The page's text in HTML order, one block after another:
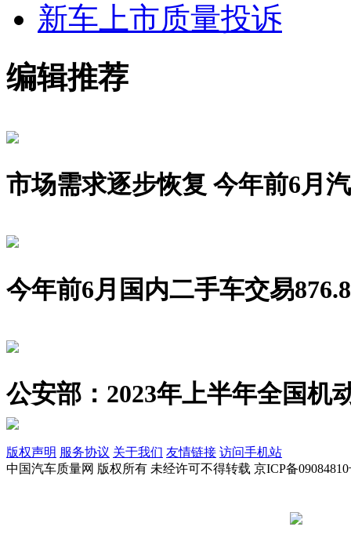
新车上市质量投诉
编辑推荐
市场需求逐步恢复 今年前6月
今年前6月国内二手车交易
公安部：2023年上半年全国机
版权声明 服务协议 关于我们 友情链接 访问手机站
中国汽车质量网 版权所有 未经许可不得转载 京ICP备09084810